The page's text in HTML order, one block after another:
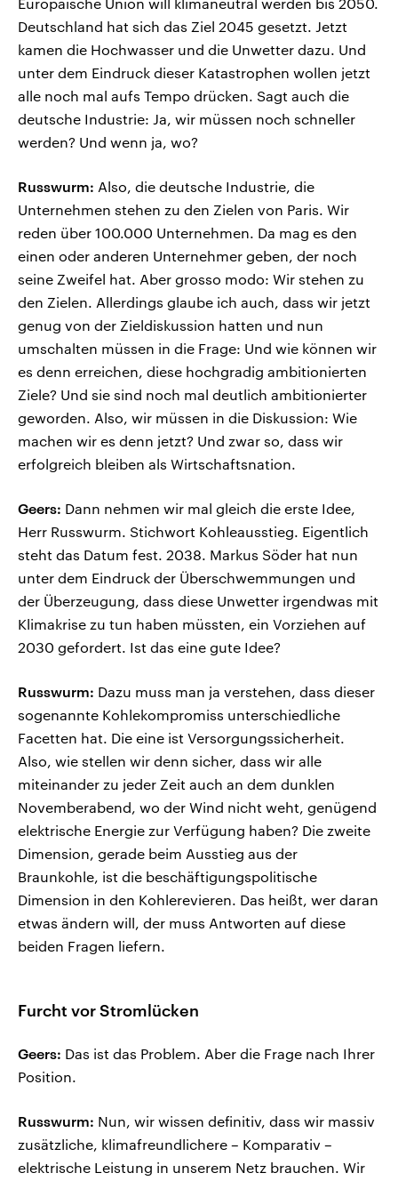
Europäische Union will klimaneutral werden bis 2050.
Deutschland hat sich das Ziel 2045 gesetzt. Jetzt
kamen die Hochwasser und die Unwetter dazu. Und
unter dem Eindruck dieser Katastrophen wollen jetzt
alle noch mal aufs Tempo drücken. Sagt auch die
deutsche Industrie: Ja, wir müssen noch schneller
werden? Und wenn ja, wo?
Russwurm: Also, die deutsche Industrie, die
Unternehmen stehen zu den Zielen von Paris. Wir
reden über 100.000 Unternehmen. Da mag es den
einen oder anderen Unternehmer geben, der noch
seine Zweifel hat. Aber grosso modo: Wir stehen zu
den Zielen. Allerdings glaube ich auch, dass wir jetzt
genug von der Zieldiskussion hatten und nun
umschalten müssen in die Frage: Und wie können wir
es denn erreichen, diese hochgradig ambitionierten
Ziele? Und sie sind noch mal deutlich ambitionierter
geworden. Also, wir müssen in die Diskussion: Wie
machen wir es denn jetzt? Und zwar so, dass wir
erfolgreich bleiben als Wirtschaftsnation.
Geers: Dann nehmen wir mal gleich die erste Idee,
Herr Russwurm. Stichwort Kohleausstieg. Eigentlich
steht das Datum fest. 2038. Markus Söder hat nun
unter dem Eindruck der Überschwemmungen und
der Überzeugung, dass diese Unwetter irgendwas mit
Klimakrise zu tun haben müssten, ein Vorziehen auf
2030 gefordert. Ist das eine gute Idee?
Russwurm: Dazu muss man ja verstehen, dass dieser
sogenannte Kohlekompromiss unterschiedliche
Facetten hat. Die eine ist Versorgungssicherheit.
Also, wie stellen wir denn sicher, dass wir alle
miteinander zu jeder Zeit auch an dem dunklen
Novemberabend, wo der Wind nicht weht, genügend
elektrische Energie zur Verfügung haben? Die zweite
Dimension, gerade beim Ausstieg aus der
Braunkohle, ist die beschäftigungspolitische
Dimension in den Kohlerevieren. Das heißt, wer daran
etwas ändern will, der muss Antworten auf diese
beiden Fragen liefern.
Furcht vor Stromlücken
Geers: Das ist das Problem. Aber die Frage nach Ihrer
Position.
Russwurm: Nun, wir wissen definitiv, dass wir massiv
zusätzliche, klimafreundlichere – Komparativ –
elektrische Leistung in unserem Netz brauchen. Wir